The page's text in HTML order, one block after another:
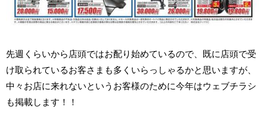
先週くらいから店頭ではお配り始めているので、既に店頭で受
け取られているお客さまも多くいらっしゃるかと思いますが、
中々お店に来れないというお客様のために今年はウェブチラシ
も掲載します！！